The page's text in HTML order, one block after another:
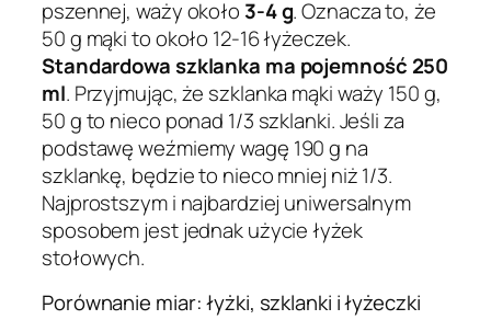
pszennej, waży około 3-4 g. Oznacza to, że
50 g mąki to około 12-16 łyżeczek.
Standardowa szklanka ma pojemność 250
ml. Przyjmując, że szklanka mąki waży 150 g,
50 g to nieco ponad 1/3 szklanki. Jeśli za
podstawę weźmiemy wagę 190 g na
szklankę, będzie to nieco mniej niż 1/3.
Najprostszym i najbardziej uniwersalnym
sposobem jest jednak użycie łyżek
stołowych.
Porównanie miar: łyżki, szklanki i łyżeczki